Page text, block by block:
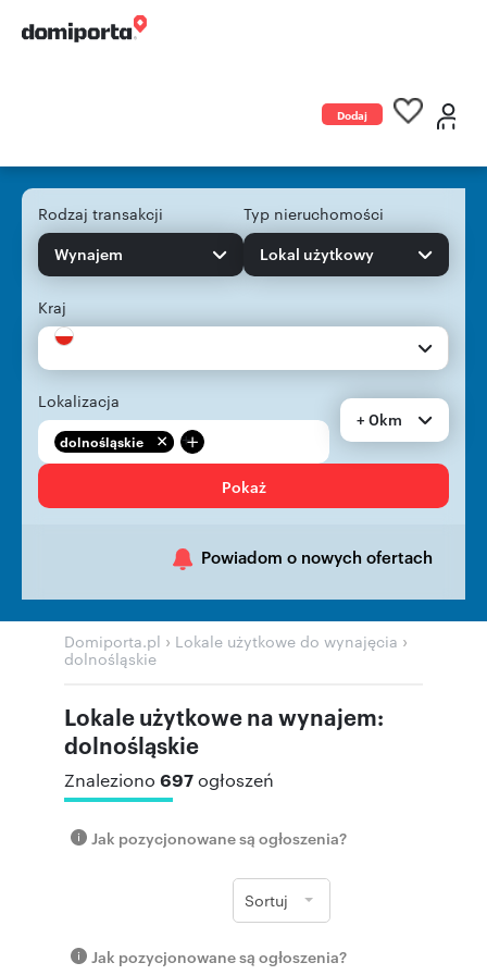
Dodaj
Rodzaj transakcji
Wynajem
Typ nieruchomości
Lokal użytkowy
Kraj
Lokalizacja
dolnośląskie +
+ 0km
Pokaż
Powiadom o nowych ofertach
Domiporta.pl › Lokale użytkowe do wynajęcia ›
dolnośląskie
Lokale użytkowe na wynajem:
dolnośląskie
Znaleziono 697ogłoszeń
Jak pozycjonowane są ogłoszenia?
Sortuj
Jak pozycjonowane są ogłoszenia?